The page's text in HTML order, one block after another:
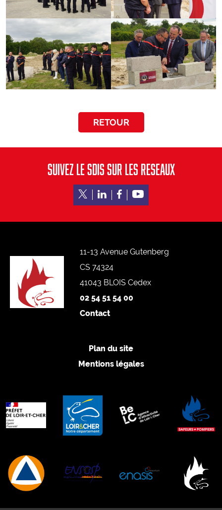
S’ENGAGER
Devenez sapeur-pompier volontaire
Devenez sapeur-pompier professionnel
Devenez jeune sapeur-pompier
Devenez agent administratif, technique ou spécialisé
RETOUR
SUIVEZ LE SDIS SUR LES RESEAUX
11-13 Avenue Gutenberg
CS 74324
41043 BLOIS Cedex
02 54 51 54 00
Contact
Plan du site
Mentions légales